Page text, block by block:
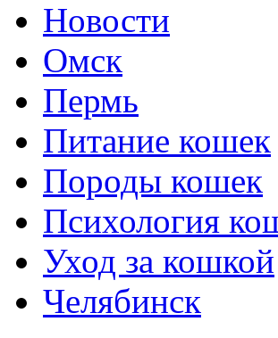
Новости
Омск
Пермь
Питание кошек
Породы кошек
Психология
Уход за кошкой
Челябинск